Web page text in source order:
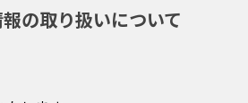
の取り扱いについて